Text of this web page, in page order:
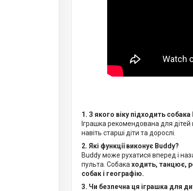
1. З якого віку підходить собака
Іграшка рекомендована для дітей
навіть старші діти та дорослі.
2. Які функції виконує Buddy?
Buddy може рухатися вперед і
пульта. Собака ходить, танцює,
собак і географію.
3. Чи безпечна ця іграшка для